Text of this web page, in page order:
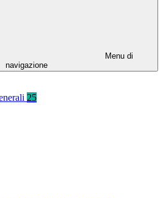
Menu di
navigazione
25